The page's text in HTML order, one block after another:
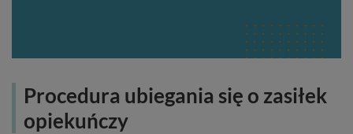
Procedura ubiegania się o zasiłek
opiekuńczy